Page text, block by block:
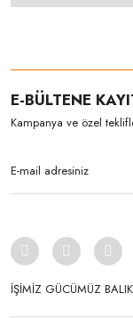
E-BÜLTENE
Kampanya ve özel
İŞİMİZ GÜCÜMÜZ BALIK